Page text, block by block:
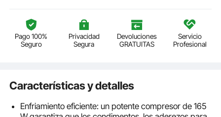
Pago 100%
Seguro
Privacidad
Segura
Devoluciones
GRATUITAS
Servicio
Profesional
Características y detalles
Enfriamiento eficiente: un potente compresor de 165